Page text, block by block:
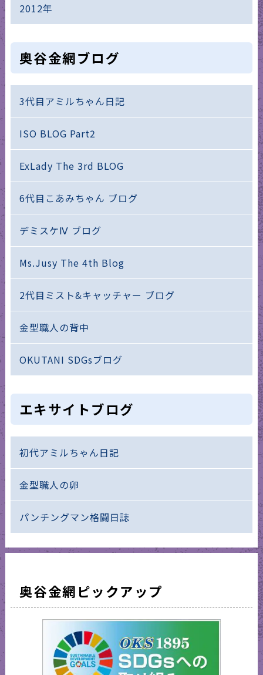
2012年
奥谷金網ブログ
3代目アミルちゃん日記
ISO BLOG Part2
ExLady The 3rd BLOG
6代目こあみちゃん ブログ
デミスケⅣ ブログ
Ms.Jusy The 4th Blog
2代目ミスト&キャッチャー ブログ
金型職人の背中
OKUTANI SDGsブログ
エキサイトブログ
初代アミルちゃん日記
金型職人の卵
パンチングマン格闘日誌
奥谷金網ピックアップ